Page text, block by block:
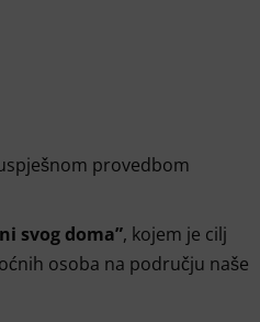
provedbom
svog doma”, kojem je cilj
osoba na području naše